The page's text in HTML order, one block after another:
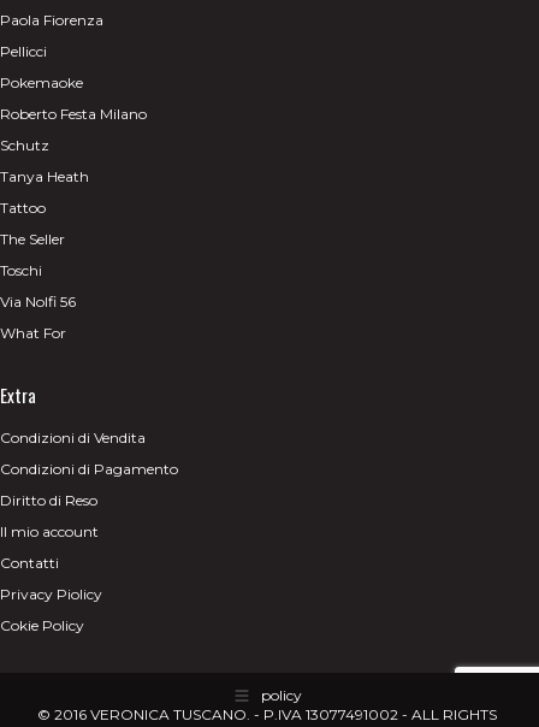
Paola Fiorenza
Pellicci
Pokemaoke
Roberto Festa Milano
Schutz
Tanya Heath
Tattoo
The Seller
Toschi
Via Nolfi 56
What For
Extra
Condizioni di Vendita
Condizioni di Pagamento
Diritto di Reso
Il mio account
Contatti
Privacy Piolicy
Cokie Policy
policy
© 2016 VERONICA TUSCANO. - P.IVA 13077491002 - ALL RIGHTS